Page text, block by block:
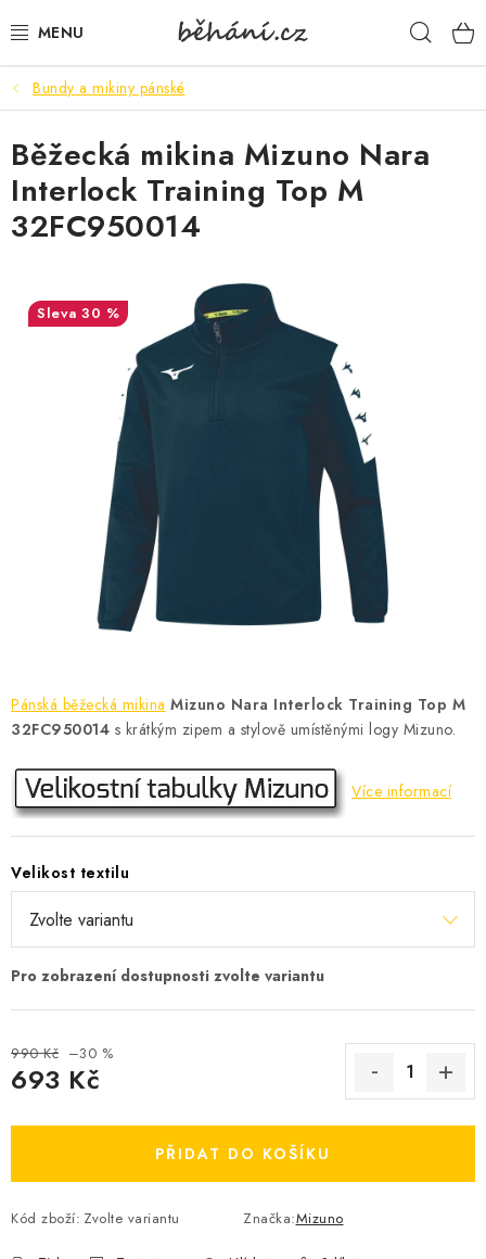
na
BOTY PÁNSKÉ
BOTY DÁMSKÉ
PÁNSKÉ OBLEČENÍ
DOPLŇKY
DÁRKOVÉ POUKAZY
VELIKOSTNÍ TABULKY
BOTY DĚTSKÉ
SPORTY
MEGA SLEVY
NOVINKY MIZUNO
ZNAČKY
Jak vyměnit nebo vrátit zboží
Jak reklamovat
Obchodní podmínky
Velikostní tabulky
Ochrana osobních údajů
Zásady používání souborů cookies
Bundy a mikiny pánské
Pánská běžecká mikina Mizuno Nara Interlock Training Top M
32FC950014 s krátkým zipem a stylově umístěnými logy Mizuno.
Více informací
Velikost textilu
990 Kč –30 %
693 Kč
PŘIDAT DO KOŠÍKU
Kód zboží: Zvolte variantu Značka:Mizuno
Běžecká mikina Mizuno Nara
Interlock Training Top M
32FC950014
30 %